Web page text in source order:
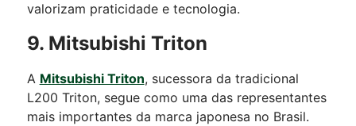
valorizam praticidade e tecnologia.
9. Mitsubishi Triton
A Mitsubishi Triton, sucessora da tradicional
L200 Triton, segue como uma das representantes
mais importantes da marca japonesa no Brasil.